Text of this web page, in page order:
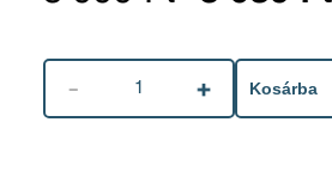
1 Kosárba